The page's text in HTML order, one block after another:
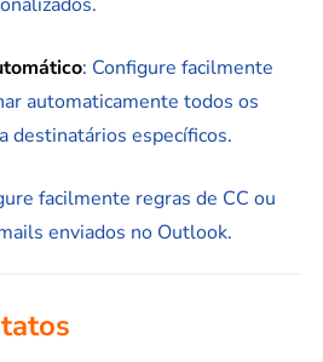
: Configure facilmente
automaticamente todos os
destinatários específicos.
facilmente regras de CC ou
enviados no Outlook.